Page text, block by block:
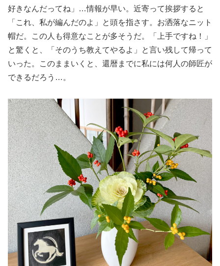
好きなんだってね」…情報が早い。近寄って挨拶すると
「これ、私が編んだのよ」と頭を指さす。お洒落なニット
帽だ。この人も得意なことが多そうだ。「上手ですね！」
と驚くと、「そのうち教えてやるよ」と言い残して帰って
いった。このままいくと、還暦までに私には何人の師匠が
できるだろう…。